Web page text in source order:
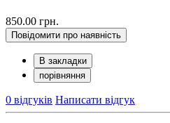
850.00 грн.
Повідомити про наявність
В закладки
порівняння
0 відгуків Написати відгук